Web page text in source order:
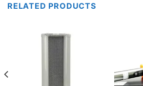
RELATED PRODUCTS